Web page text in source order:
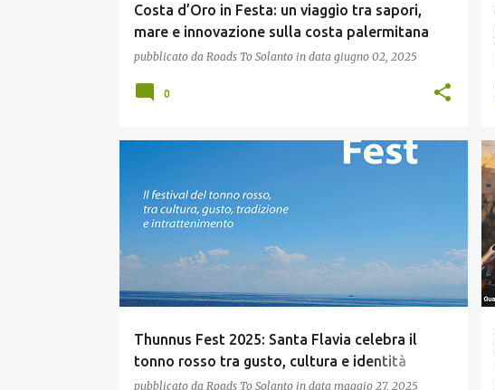
Costa d’Oro in Festa: un viaggio tra sapori,
mare e innovazione sulla costa palermitana
pubblicato da Roads To Solanto in data giugno 02, 2025
0
Thunnus Fest 2025: Santa Flavia celebra il
tonno rosso tra gusto, cultura e identità
marinara
pubblicato da Roads To Solanto in data maggio 27, 2025